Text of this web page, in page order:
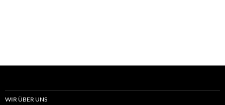
WIR ÜBER UNS